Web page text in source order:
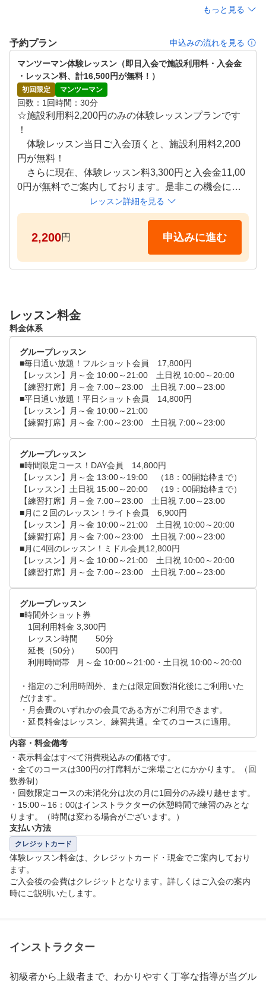
なってきます。「ショートパットが入らない」「ロングパ
もっと見る
予約プラン 申込みの流れを見る
マンツーマン体験レッスン（即日入会で施設利用料・入会金
・レッスン料、計16,500円が無料！）
初回限定 マンツーマン
回数 1回時間 30分
☆施設利用料2,200円のみの体験レッスンプランです
！
体験レッスン当日ご入会頂くと、施設利用料2,200
円が無料！
さらに現在、体験レッスン料3,300円と入会金11,00
0円が無料でご案内しております。是非この機会にご
☆体験レッスンはマンツーマンで行わせていただきま
す！是非お悩みなど直接インストラクターへご相談く
ださい！
通常マンツーマンですが、お友達二人で同時も可能
その際、同時間でリクエスト頂き、『悩み・質問な
ど』の欄にお友達同士である旨を記載お願いします。
レッスン詳細を見る
2,200円 申込みに進む
レッスン料金
料金体系
グループレッスン
■毎日通い放題！フルショット会員　17,800円
【レッスン】月～金 10:00～21:00　土日祝 10:00～20:00
【練習打席】月～金 7:00～23:00　土日祝 7:00～23:00
■平日通い放題！平日ショット会員　14,800円
【レッスン】月～金 10:00～21:00
グループレッスン
■時間限定コース！DAY会員　14,800円
【レッスン】月～金 13:00～19:00　（18：00開始枠まで）
【レッスン】土日祝 15:00～20:00　（19：00開始枠まで）
【練習打席】月～金 7:00～23:00　土日祝 7:00～23:00
■月に２回のレッスン！ライト会員　6,900円
【レッスン】月～金 10:00～21:00　土日祝 10:00～20:00
【練習打席】月～金 7:00～23:00　土日祝 7:00～23:00
■月に4回のレッスン！ミドル会員12,800円
【レッスン】月～金 10:00～21:00　土日祝 10:00～20:00
【練習打席】月～金 7:00～23:00　土日祝 7:00～23:00
グループレッスン
■時間外ショット券
1回利用料金	3,300円
レッスン時間	50分
延長（50分）	500円
利用時間帯	月～金 10:00～21:00・土日祝 10:00～20:00
・指定のご利用時間外、または限定回数消化後にご利用いた
だけます。
・月会費のいずれかの会員である方がご利用できます。
・延長料金はレッスン、練習共通。全てのコースに適用。
内容・料金備考
・表示料金はすべて消費税込みの価格です。
・全てのコースは300円の打席料がご来場ごとにかかります。（回
数券制）
・回数限定コースの未消化分は次の月に1回分のみ繰り越せます。
・15:00～16：00はインストラクターの休憩時間で練習のみとな
ります。（時間は変わる場合がございます。）
支払い方法
クレジットカード
体験レッスン料金は、クレジットカード・現金でご案内しており
ます。
ご入会後の会費はクレジットとなります。詳しくはご入会の案内
時にご説明いたします。
インストラクター
初級者から上級者まで、わかりやすく丁寧な指導が当グル